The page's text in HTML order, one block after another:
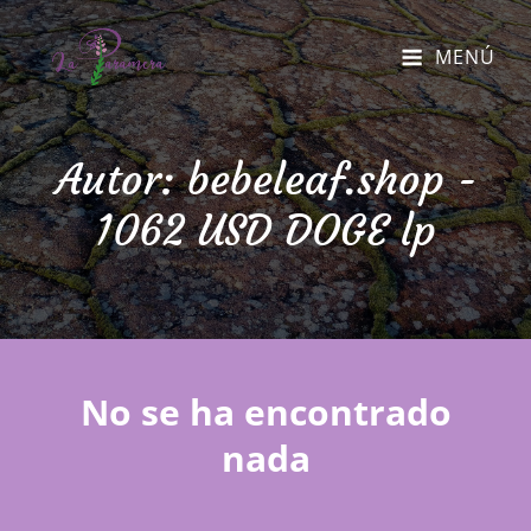
MENÚ
Autor:bebeleaf.shop -
1062 USD DOGE lp
No se ha encontrado
nada